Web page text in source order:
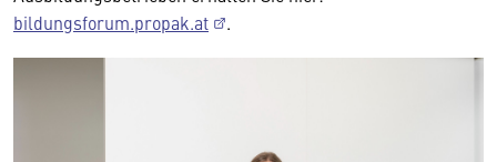
bildungsforum.propak.at
.